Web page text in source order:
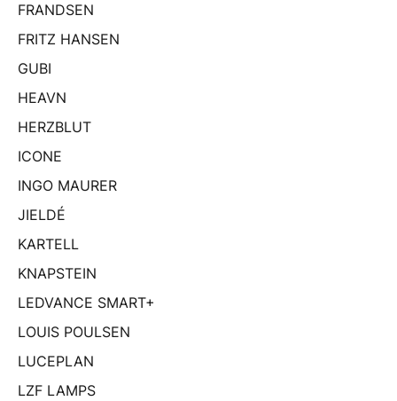
FRANDSEN
FRITZ HANSEN
GUBI
HEAVN
HERZBLUT
ICONE
INGO MAURER
JIELDÉ
KARTELL
KNAPSTEIN
LEDVANCE SMART+
LOUIS POULSEN
LUCEPLAN
LZF LAMPS